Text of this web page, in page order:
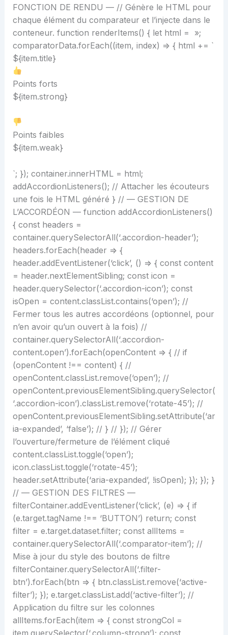
FONCTION DE RENDU — // Génère le HTML pour
chaque élément du comparateur et l’injecte dans le
conteneur. function renderItems() { let html = »;
comparatorData.forEach((item, index) => { html += `
${item.title}
Points forts
${item.strong}
Points faibles
${item.weak}
`; }); container.innerHTML = html;
addAccordionListeners(); // Attacher les écouteurs
une fois le HTML généré } // — GESTION DE
L’ACCORDÉON — function addAccordionListeners()
{ const headers =
container.querySelectorAll(‘.accordion-header’);
headers.forEach(header => {
header.addEventListener(‘click’, () => { const content
= header.nextElementSibling; const icon =
header.querySelector(‘.accordion-icon’); const
isOpen = content.classList.contains(‘open’); //
Fermer tous les autres accordéons (optionnel, pour
n’en avoir qu’un ouvert à la fois) //
container.querySelectorAll(‘.accordion-
content.open’).forEach(openContent => { // if
(openContent !== content) { //
openContent.classList.remove(‘open’); //
openContent.previousElementSibling.querySelector(
‘.accordion-icon’).classList.remove(‘rotate-45’); //
openContent.previousElementSibling.setAttribute(‘ar
ia-expanded’, ‘false’); // } // }); // Gérer
l’ouverture/fermeture de l’élément cliqué
content.classList.toggle(‘open’);
icon.classList.toggle(‘rotate-45’);
header.setAttribute(‘aria-expanded’, !isOpen); }); }); }
// — GESTION DES FILTRES —
filterContainer.addEventListener(‘click’, (e) => { if
(e.target.tagName !== ‘BUTTON’) return; const
filter = e.target.dataset.filter; const allItems =
container.querySelectorAll(‘.comparator-item’); //
Mise à jour du style des boutons de filtre
filterContainer.querySelectorAll(‘.filter-
btn’).forEach(btn => { btn.classList.remove(‘active-
filter’); }); e.target.classList.add(‘active-filter’); //
Application du filtre sur les colonnes
allItems.forEach(item => { const strongCol =
item.querySelector(‘.column-strong’); const